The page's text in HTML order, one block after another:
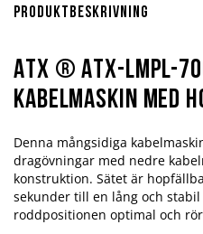
Produktbeskrivning
ATX ® ATX-LMPL-
kabelmaskin med
Denna mångsidiga
dragövningar med nedre
konstruktion. Sätet är
sekunder till en lång och
roddpositionen optimal och